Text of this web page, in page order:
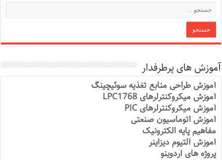
آموزش های پرطرفدار
آموزش طراحی منابع تغذیه سوئیچینگ
آموزش میکروکنترلرهای LPC1768
آموزش میکروکنترلرهای PIC
آموزش اتوماسیون صنعتی
مفاهیم پایه الکترونیک
آموزش آلتیوم دیزاینر
پروژه های آردوینو